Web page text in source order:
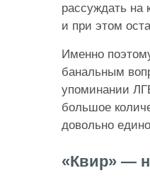
рассуждать на
и при этом
Именно
банальным
упоминании
большое
довольно
«Квир» —